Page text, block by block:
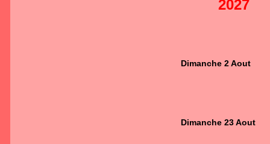
2027
Dimanche 2 Aout
Dimanche 23 Aout